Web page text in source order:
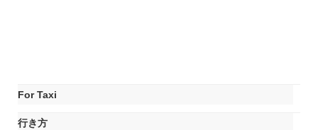
For Taxi
行き方